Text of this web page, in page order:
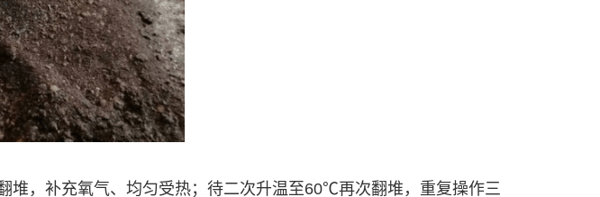
，补充氧气、均匀受热；待二次升温至60℃再次翻堆，重复操作三